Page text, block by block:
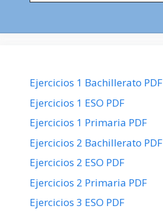
Ejercicios 1 Bachillerato PDF
Ejercicios 1 ESO PDF
Ejercicios 1 Primaria PDF
Ejercicios 2 Bachillerato PDF
Ejercicios 2 ESO PDF
Ejercicios 2 Primaria PDF
Ejercicios 3 ESO PDF